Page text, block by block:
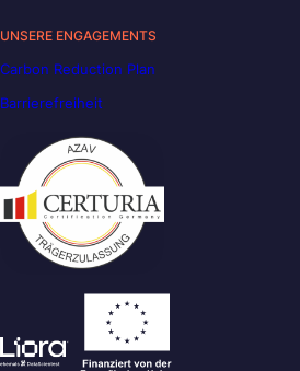
UNSERE ENGAGEMENTS
Carbon Reduction Plan
Barrierefreiheit